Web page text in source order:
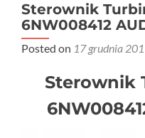
Sterownik
6NW008412
Posted on 17 grudnia
Sterownik